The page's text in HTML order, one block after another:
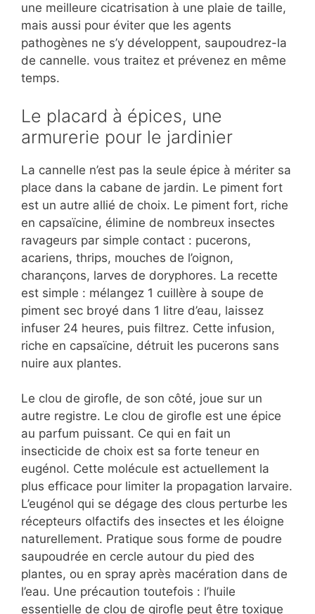
une meilleure cicatrisation à une plaie de taille,
mais aussi pour éviter que les agents
pathogènes ne s’y développent, saupoudrez-la
de cannelle. vous traitez et prévenez en même
temps.
Le placard à épices, une
armurerie pour le jardinier
La cannelle n’est pas la seule épice à mériter sa
place dans la cabane de jardin. Le piment fort
est un autre allié de choix. Le piment fort, riche
en capsaïcine, élimine de nombreux insectes
ravageurs par simple contact : pucerons,
acariens, thrips, mouches de l’oignon,
charançons, larves de doryphores. La recette
est simple : mélangez 1 cuillère à soupe de
piment sec broyé dans 1 litre d’eau, laissez
infuser 24 heures, puis filtrez. Cette infusion,
riche en capsaïcine, détruit les pucerons sans
nuire aux plantes.
Le clou de girofle, de son côté, joue sur un
autre registre. Le clou de girofle est une épice
au parfum puissant. Ce qui en fait un
insecticide de choix est sa forte teneur en
eugénol. Cette molécule est actuellement la
plus efficace pour limiter la propagation larvaire.
L’eugénol qui se dégage des clous perturbe les
récepteurs olfactifs des insectes et les éloigne
naturellement. Pratique sous forme de poudre
saupoudrée en cercle autour du pied des
plantes, ou en spray après macération dans de
l’eau. Une précaution toutefois : l’huile
essentielle de clou de girofle peut être toxique